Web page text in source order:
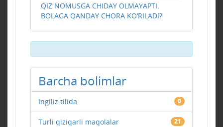
QIZ NOMUSGA CHIDAY OLMAYAPTI.
BOLAGA QANDAY CHORA KO‘RILADI?
Barcha bolimlar
Ingiliz tilida 0
Turli qiziqarli maqolalar 21